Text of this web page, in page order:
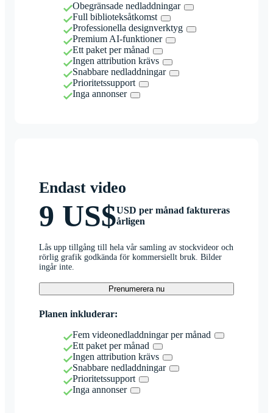
Obegränsade nedladdningar
Full biblioteksåtkomst
Professionella designverktyg
Premium AI-funktioner
Ett paket per månad
Ingen attribution krävs
Snabbare nedladdningar
Prioritetssupport
Inga annonser
Endast video
9 US$USD per månad faktureras
årligen
Lås upp tillgång till hela vår samling av stockvideor och
rörlig grafik godkända för kommersiellt bruk. Bilder
ingår inte.
Prenumerera nu
Planen inkluderar:
Fem videonedladdningar per månad
Ett paket per månad
Ingen attribution krävs
Snabbare nedladdningar
Prioritetssupport
Inga annonser